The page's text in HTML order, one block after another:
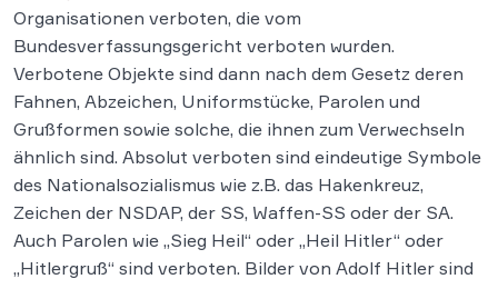
Organisationen verboten, die vom
Bundesverfassungsgericht verboten wurden.
Verbotene Objekte sind dann nach dem Gesetz deren
Fahnen, Abzeichen, Uniformstücke, Parolen und
Grußformen sowie solche, die ihnen zum Verwechseln
ähnlich sind. Absolut verboten sind eindeutige Symbole
des Nationalsozialismus wie z.B. das Hakenkreuz,
Zeichen der NSDAP, der SS, Waffen-SS oder der SA.
Auch Parolen wie „Sieg Heil“ oder „Heil Hitler“ oder
„Hitlergruß“ sind verboten. Bilder von Adolf Hitler sind